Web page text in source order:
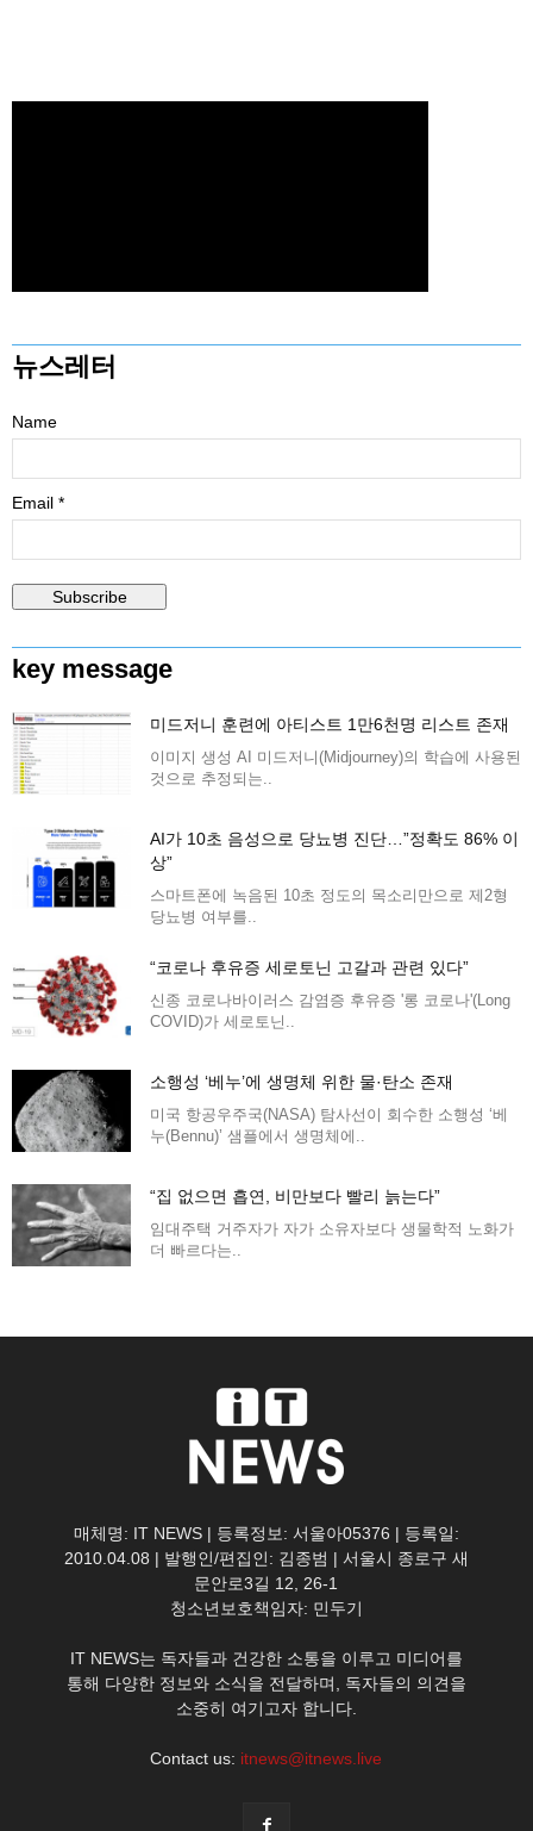
뉴스레터
Name
Email *
key message
미드저니 훈련에 아티스트 1만6천명 리스트 존재
이미지 생성 AI 미드저니(Midjourney)의 학습에 사용된
것으로 추정되는..
AI가 10초 음성으로 당뇨병 진단…”정확도 86% 이
상”
스마트폰에 녹음된 10초 정도의 목소리만으로 제2형
당뇨병 여부를..
“코로나 후유증 세로토닌 고갈과 관련 있다”
신종 코로나바이러스 감염증 후유증 '롱 코로나'(Long
COVID)가 세로토닌..
소행성 ‘베누’에 생명체 위한 물·탄소 존재
미국 항공우주국(NASA) 탐사선이 회수한 소행성 ‘베
누(Bennu)’ 샘플에서 생명체에..
“집 없으면 흡연, 비만보다 빨리 늙는다”
임대주택 거주자가 자가 소유자보다 생물학적 노화가
더 빠르다는..
매체명: IT NEWS | 등록정보: 서울아05376 | 등록일:
2010.04.08 | 발행인/편집인: 김종범 | 서울시 종로구 새
문안로3길 12, 26-1
청소년보호책임자: 민두기
IT NEWS는 독자들과 건강한 소통을 이루고 미디어를
통해 다양한 정보와 소식을 전달하며, 독자들의 의견을
소중히 여기고자 합니다.
Contact us: itnews@itnews.live